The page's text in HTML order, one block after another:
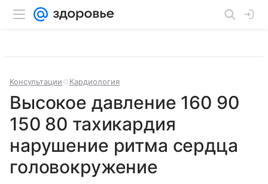
Консультации Кардиология
Высокое давление 160 90
150 80 тахикардия
нарушение ритма сердца
головокружение